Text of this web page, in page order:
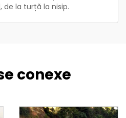
de la turță la nisip.
conexe